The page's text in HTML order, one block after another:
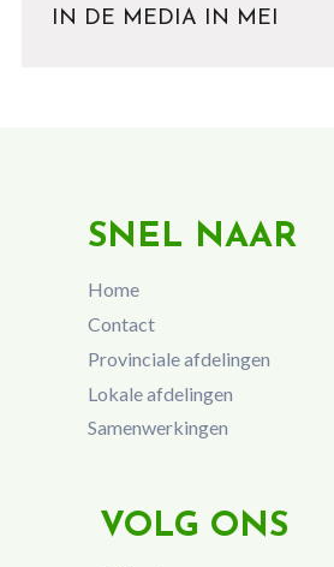
IN DE MEDIA IN MEI
SNEL NAAR
Home
Contact
Provinciale afdelingen
Lokale afdelingen
Samenwerkingen
VOLG ONS